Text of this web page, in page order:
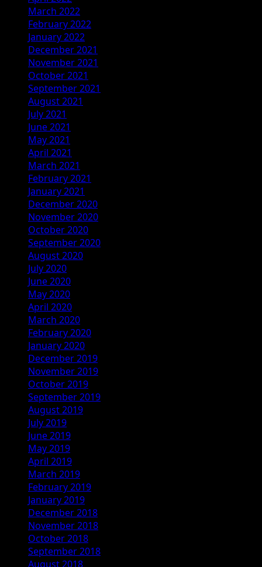
March 2022
February 2022
January 2022
December 2021
November 2021
October 2021
September 2021
August 2021
July 2021
June 2021
May 2021
April 2021
March 2021
February 2021
January 2021
December 2020
November 2020
October 2020
September 2020
August 2020
July 2020
June 2020
May 2020
April 2020
March 2020
February 2020
January 2020
December 2019
November 2019
October 2019
September 2019
August 2019
July 2019
June 2019
May 2019
April 2019
March 2019
February 2019
January 2019
December 2018
November 2018
October 2018
September 2018
August 2018